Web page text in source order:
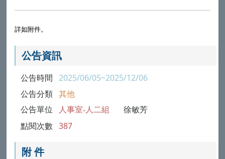
詳如附件。
公告資訊
公告時間 2025/06/05~2025/12/06
公告分類 其他
公告單位 人事室-人二組 徐敏芳
點閱次數 387
附 件